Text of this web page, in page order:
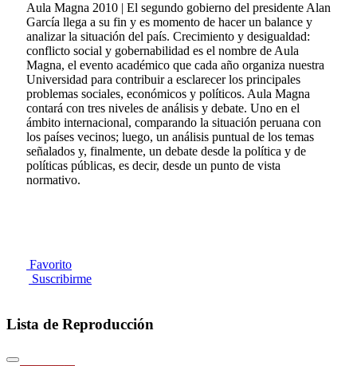
Aula Magna 2010 | El segundo gobierno del presidente Alan
García llega a su fin y es momento de hacer un balance y
analizar la situación del país. Crecimiento y desigualdad:
conflicto social y gobernabilidad es el nombre de Aula
Magna, el evento académico que cada año organiza nuestra
Universidad para contribuir a esclarecer los principales
problemas sociales, económicos y políticos. Aula Magna
contará con tres niveles de análisis y debate. Uno en el
ámbito internacional, comparando la situación peruana con
los países vecinos; luego, un análisis puntual de los temas
señalados y, finalmente, un debate desde la política y de
políticas públicas, es decir, desde un punto de vista
normativo.
Favorito
Suscribirme
Lista de Reproducción